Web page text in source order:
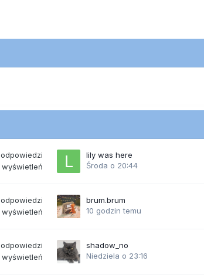
odpowiedzi
wyświetleń
lily was here
Środa o 20:44
odpowiedzi
wyświetleń
brum.brum
10 godzin temu
odpowiedzi
wyświetleń
shadow_no
Niedziela o 23:16